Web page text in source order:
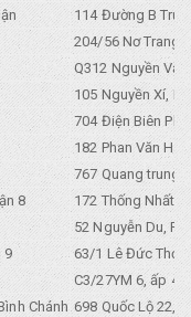
114 Đường B
204/56 Nơ Trang
Q312 Nguyền
105 Nguyền Xí,
704 Điện Biên
182 Phan Văn
767 Quang trung,
8
172 Thống Nhất.
52 Nguyễn Du,
9
63/1 Lê Đức Thọ,
C3/27YM 6, ấp 4,
Chánh 698 Quốc Lộ 22,